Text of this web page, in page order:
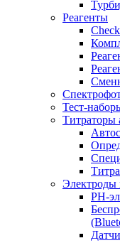
Реагенты
Тест-
Титраторы
Электроды
PH-